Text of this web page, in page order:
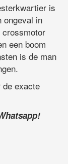
is
ongeval in
crossmotor
een boom
is de man
de exacte